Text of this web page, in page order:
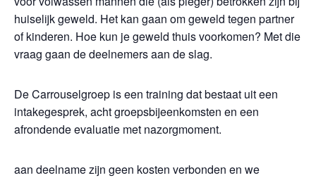
huiselijk geweld. Het kan gaan om geweld tegen partner
of kinderen. Hoe kun je geweld thuis voorkomen? Met die
vraag gaan de deelnemers aan de slag.
De Carrouselgroep is een training dat bestaat uit een
intakegesprek, acht groepsbijeenkomsten en een
afrondende evaluatie met nazorgmoment.
aan deelname zijn geen kosten verbonden en we